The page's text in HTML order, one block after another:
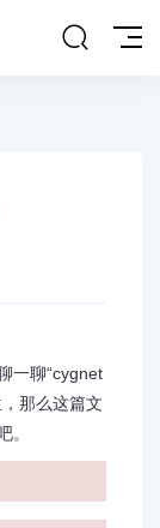
一聊“cygnet
那么这篇文
。